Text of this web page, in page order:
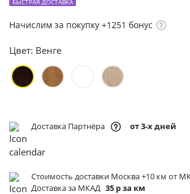
БЫСТРАЯ ДОСТАВКА
Начислим за покупку +1251 бонус
Цвет: Венге
Доставка Партнёра от 3-х дней
Стоимость доставки Москва +10 км от
Доставка за МКАД 35 р за км